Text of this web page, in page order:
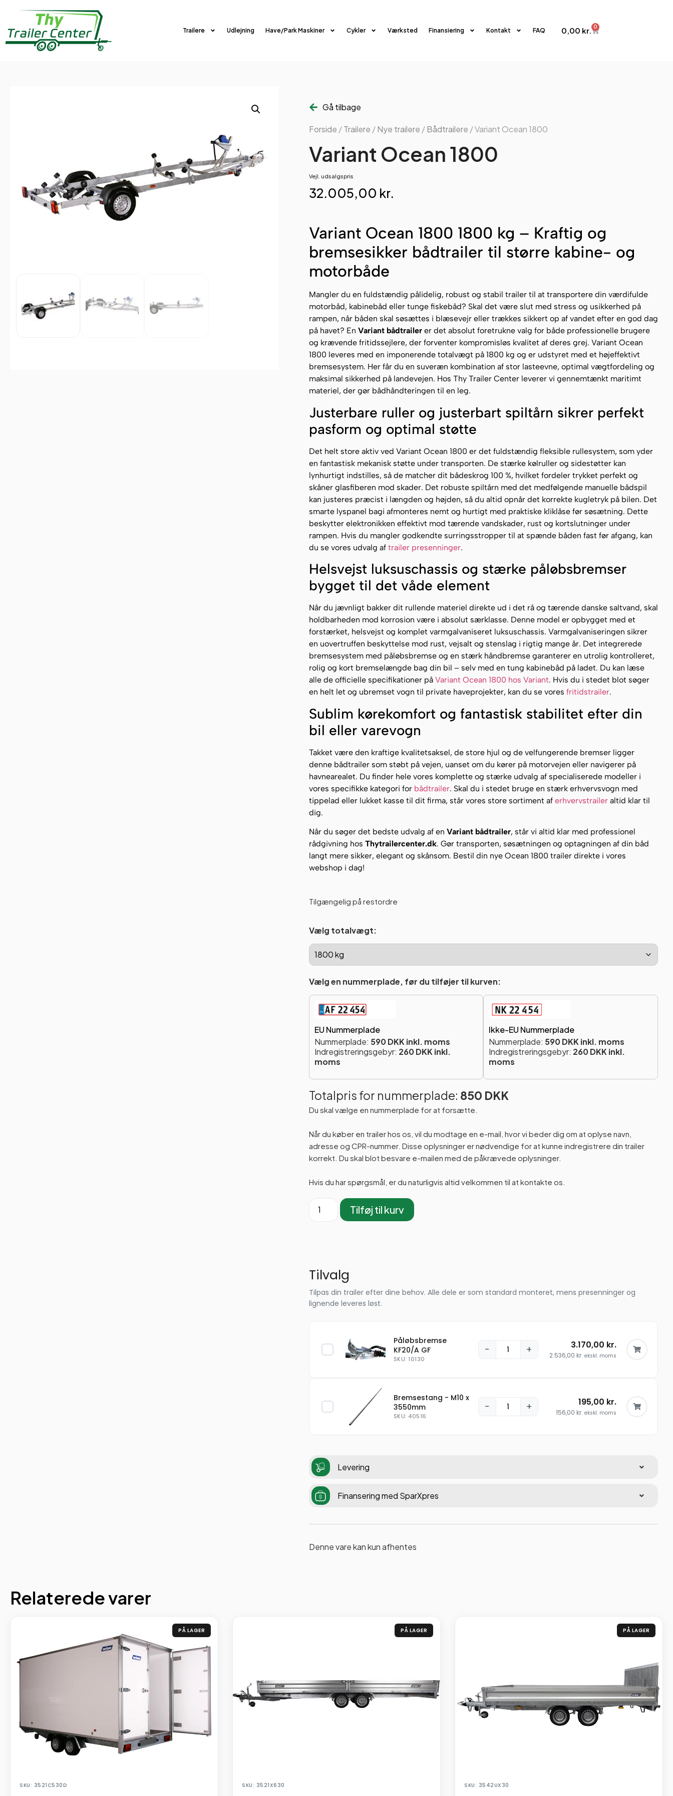
Trailere Udlejning Have/Park Maskiner Cykler Værksted Finansiering Kontakt FAQ 0,00 kr. 0
Gå tilbage
Forside /Trailere /Nye trailere /Bådtrailere / Variant Ocean 1800
Variant Ocean 1800
Vejl. udsalgspris
32.005,00 kr.
Variant Ocean 1800 1800 kg – Kraftig og
bremsesikker bådtrailer til større kabine- og
motorbåde
Mangler du en fuldstændig pålidelig, robust og stabil trailer til at transportere din værdifulde
motorbåd, kabinebåd eller tunge fiskebåd? Skal det være slut med stress og usikkerhed på
rampen, når båden skal søsættes i blæsevejr eller trækkes sikkert op af vandet efter en god dag
på havet? En Variant bådtrailerer det absolut foretrukne valg for både professionelle brugere
og krævende fritidssejlere, der forventer kompromisløs kvalitet af deres grej. Variant Ocean
1800 leveres med en imponerende totalvægt på 1800 kg og er udstyret med et højeffektivt
bremsesystem. Her får du en suveræn kombination af stor lasteevne, optimal vægtfordeling og
maksimal sikkerhed på landevejen. Hos Thy Trailer Center leverer vi gennemtænkt maritimt
materiel, der gør bådhåndteringen til en leg.
Justerbare ruller og justerbart spiltårn sikrer perfekt
pasform og optimal støtte
Det helt store aktiv ved Variant Ocean 1800 er det fuldstændig fleksible rullesystem, som yder
en fantastisk mekanisk støtte under transporten. De stærke kølruller og sidestøtter kan
lynhurtigt indstilles, så de matcher dit bådeskrog 100 %, hvilket fordeler trykket perfekt og
skåner glasfiberen mod skader. Det robuste spiltårn med det medfølgende manuelle bådspil
kan justeres præcist i længden og højden, så du altid opnår det korrekte kugletryk på bilen. Det
smarte lyspanel bagi afmonteres nemt og hurtigt med praktiske kliklåse før søsætning. Dette
beskytter elektronikken effektivt mod tærende vandskader, rust og kortslutninger under
rampen. Hvis du mangler godkendte surringsstropper til at spænde båden fast før afgang, kan
du se vores udvalg af trailer presenninger.
Helsvejst luksuschassis og stærke påløbsbremser
bygget til det våde element
Når du jævnligt bakker dit rullende materiel direkte ud i det rå og tærende danske saltvand, skal
holdbarheden mod korrosion være i absolut særklasse. Denne model er opbygget med et
forstærket, helsvejst og komplet varmgalvaniseret luksuschassis. Varmgalvaniseringen sikrer
en uovertruffen beskyttelse mod rust, vejsalt og stenslag i rigtig mange år. Det integrerede
bremsesystem med påløbsbremse og en stærk håndbremse garanterer en utrolig kontrolleret,
rolig og kort bremselængde bag din bil – selv med en tung kabinebåd på ladet. Du kan læse
alle de officielle specifikationer på Variant Ocean 1800 hos Variant. Hvis du i stedet blot søger
en helt let og ubremset vogn til private haveprojekter, kan du se vores fritidstrailer.
Sublim kørekomfort og fantastisk stabilitet efter din
bil eller varevogn
Takket være den kraftige kvalitetsaksel, de store hjul og de velfungerende bremser ligger
denne bådtrailer som støbt på vejen, uanset om du kører på motorvejen eller navigerer på
havnearealet. Du finder hele vores komplette og stærke udvalg af specialiserede modeller i
vores specifikke kategori for bådtrailer. Skal du i stedet bruge en stærk erhvervsvogn med
tippelad eller lukket kasse til dit firma, står vores store sortiment af erhvervstraileraltid klar til
dig.
Når du søger det bedste udvalg af en Variant bådtrailer, står vi altid klar med professionel
rådgivning hos Thytrailercenter.dk. Gør transporten, søsætningen og optagningen af din båd
langt mere sikker, elegant og skånsom. Bestil din nye Ocean 1800 trailer direkte i vores
webshop i dag!
Tilgængelig på restordre
Vælg totalvægt:
Vælg en nummerplade, før du tilføjer til kurven:
EU Nummerplade
Nummerplade: 590 DKK inkl. moms
Indregistreringsgebyr: 260 DKK inkl.
moms
Ikke-EU Nummerplade
Nummerplade: 590 DKK inkl. moms
Indregistreringsgebyr: 260 DKK inkl.
moms
Totalpris for nummerplade: 850 DKK
Du skal vælge en nummerplade for at forsætte.
Når du køber en trailer hos os, vil du modtage en e-mail, hvor vi beder dig om at oplyse navn,
adresse og CPR-nummer. Disse oplysninger er nødvendige for at kunne indregistrere din trailer
korrekt. Du skal blot besvare e-mailen med de påkrævede oplysninger.
Hvis du har spørgsmål, er du naturligvis altid velkommen til at kontakte os.
Tilføj til kurv
Tilvalg
Tilpas din trailer efter dine behov. Alle dele er som standard monteret, mens presenninger og
lignende leveres løst.
Påløbsbremse
KF20/A GF
SKU: 10130
− + 3.170,00 kr.
2.536,00 kr. ekskl. moms
Bremsestang - M10 x
3550mm
SKU: 40516
− + 195,00 kr.
156,00 kr. ekskl. moms
Levering
Finansering med SparXpres
Denne vare kan kun afhentes
Relaterede varer
PÅ LAGER
SKU: 3521C530D
PÅ LAGER
SKU: 3521X630
PÅ LAGER
SKU: 3542UX30